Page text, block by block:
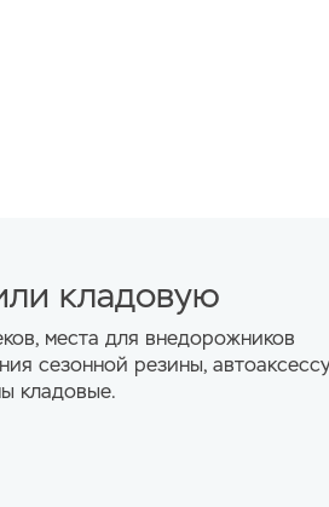
кладовую
места для внедорожников
сезонной резины,
кладовые.